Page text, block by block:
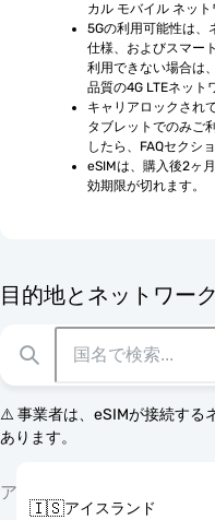
カル モバイル ネット
5Gの利用可能性は、
仕様、およびスマー
利用できない場合は
品質の4G LTEネット
キャリアロックされ
タブレットでのみご
したら、FAQセクシ
eSIMは、購入後2ヶ
効期限が切れます。
目的地とネットワーク
⚠️ 事業者は、eSIMが接続する
あります。
ア
🇮🇸アイスランド